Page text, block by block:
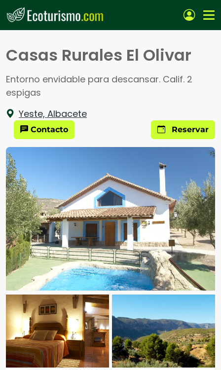
Pasar al contenido principal
Casas Rurales El Olivar
Entorno envidable para descansar. Calif. 2
espigas
Yeste, Albacete
Contacto Reservar